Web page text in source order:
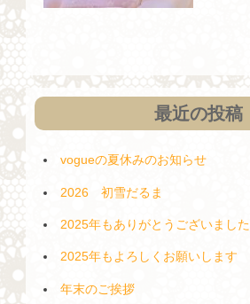
最近の投稿
vogueの夏休みのお知らせ
2026 初雪だるま
2025年もありがとうございました
2025年もよろしくお願いします
年末のご挨拶